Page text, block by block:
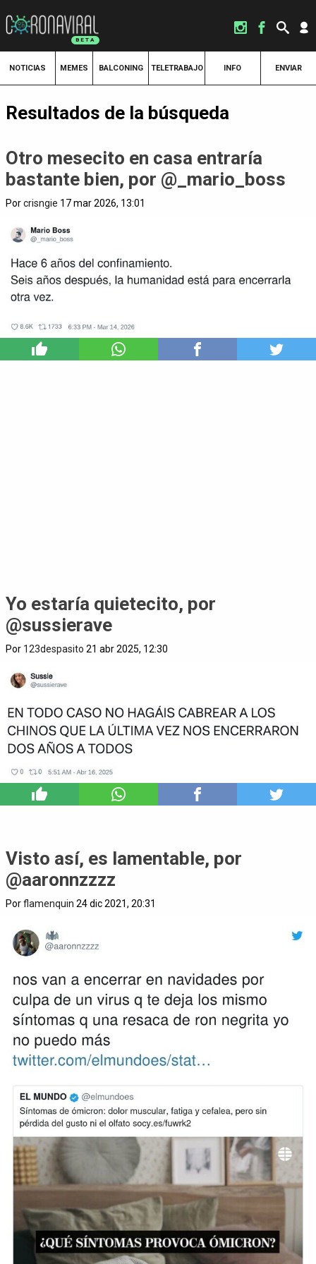
NOTICIAS MEMES BALCONING TELETRABAJO INFO ENVIAR
Resultados de la búsqueda
Otro mesecito en casa entraría
bastante bien, por @_mario_boss
Porcrisngie 17 mar 2026, 13:01
Yo estaría quietecito, por
@sussierave
Por 123despasito 21 abr 2025, 12:30
Visto así, es lamentable, por
@aaronnzzzz
Porflamenquin 24 dic 2021, 20:31